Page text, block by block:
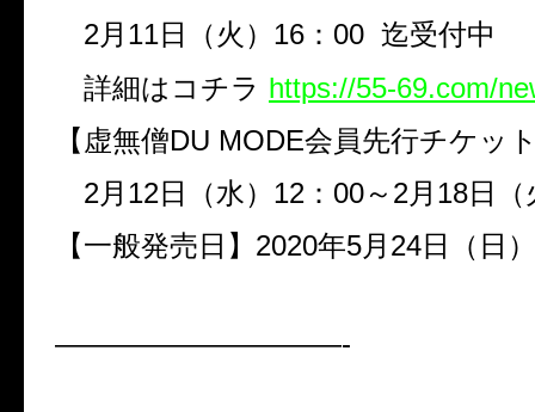
2月 11日（火） 16 ： 00 迄受付中
詳細はコチラ https://55-69.com/
【虚無僧DU MODE会員先行チケッ
2月 12日（水） 12 ： 00～ 2月 18日
【一般発売日】 2020年5月 24日（日）
——————————-